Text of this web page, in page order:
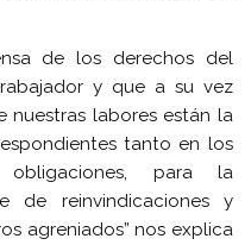
de los derechos del
y que a su vez
nuestras labores están la
tanto en los
para la
de reinvindicaciones y
agreniados” nos explica